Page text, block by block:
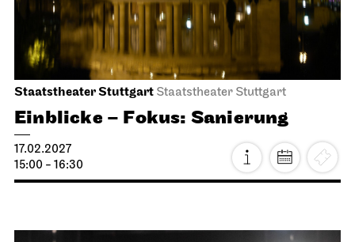
Staatstheater Stuttgart Staatstheater Stuttgart
Einblicke – Fokus: Sanierung
17.02.2027
15:00 - 16:30